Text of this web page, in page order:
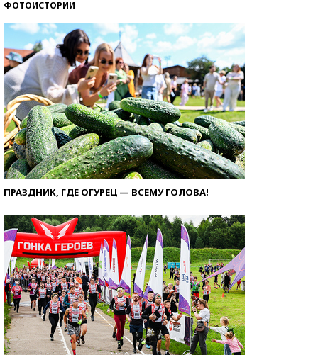
ФОТОИСТОРИИ
ПРАЗДНИК, ГДЕ ОГУРЕЦ — ВСЕМУ ГОЛОВА!